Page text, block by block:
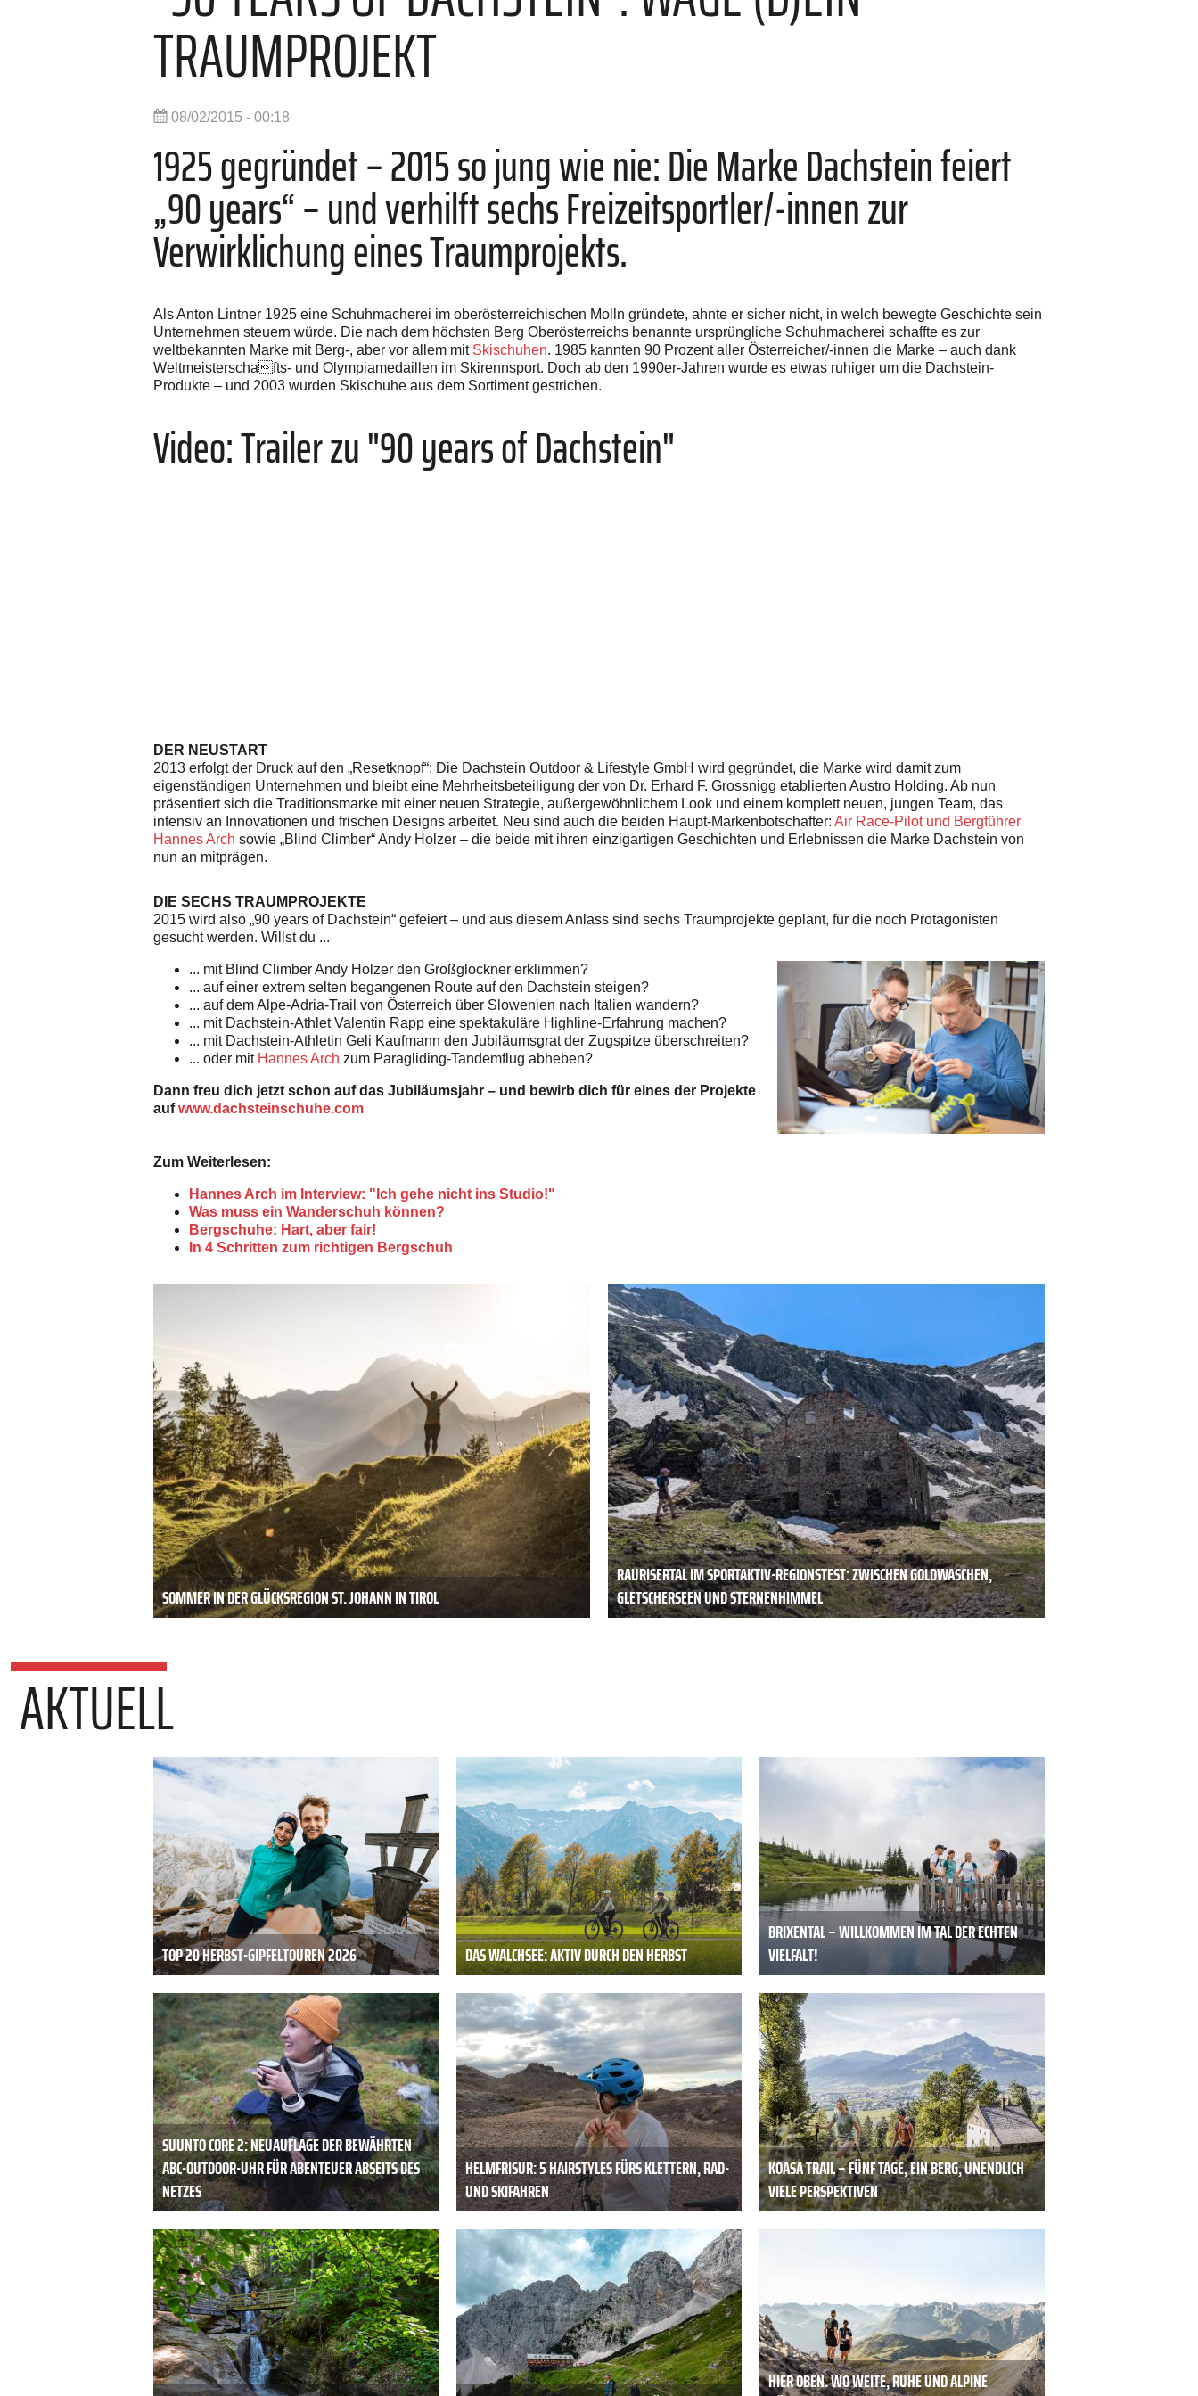
TRAUMPROJEKT
08/02/2015 - 00:18
1925 gegründet – 2015 so jung wie nie: Die Marke Dachstein feiert
„90 years“ – und verhilft sechs Freizeitsportler/-innen zur
Verwirklichung eines Traumprojekts.
Als Anton Lintner 1925 eine Schuhmacherei im oberösterreichischen Molln gründete, ahnte er sicher nicht, in welch bewegte Geschichte sein
Unternehmen steuern würde. Die nach dem höchsten Berg Oberösterreichs benannte ursprüngliche Schuhmacherei schaffte es zur
weltbekannten Marke mit Berg-, aber vor allem mit Skischuhen. 1985 kannten 90 Prozent aller Österreicher/-innen die Marke – auch dank
Weltmeisterschafts- und Olympiamedaillen im Skirennsport. Doch ab den 1990er-Jahren wurde es etwas ruhiger um die Dachstein-
Produkte – und 2003 wurden Skischuhe aus dem Sortiment gestrichen.
Video: Trailer zu "90 years of Dachstein"
DER NEUSTART
2013 erfolgt der Druck auf den „Resetknopf“: Die Dachstein Outdoor & Lifestyle GmbH wird gegründet, die Marke wird damit zum
eigenständigen Unternehmen und bleibt eine Mehrheitsbeteiligung der von Dr. Erhard F. Grossnigg etablierten Austro Holding. Ab nun
präsentiert sich die Traditionsmarke mit einer neuen Strategie, außergewöhnlichem Look und einem komplett neuen, jungen Team, das
intensiv an Innovationen und frischen Designs arbeitet. Neu sind auch die beiden Haupt-Markenbotschafter: Air Race-Pilot und Bergführer
Hannes Arch sowie „Blind Climber“ Andy Holzer – die beide mit ihren einzigartigen Geschichten und Erlebnissen die Marke Dachstein von
nun an mitprägen.
DIE SECHS TRAUMPROJEKTE
2015 wird also „90 years of Dachstein“ gefeiert – und aus diesem Anlass sind sechs Traumprojekte geplant, für die noch Protagonisten
gesucht werden. Willst du ...
... mit Blind Climber Andy Holzer den Großglockner erklimmen?
... auf einer extrem selten begangenen Route auf den Dachstein steigen?
... auf dem Alpe-Adria-Trail von Österreich über Slowenien nach Italien wandern?
... mit Dachstein-Athlet Valentin Rapp eine spektakuläre Highline-Erfahrung machen?
... mit Dachstein-Athletin Geli Kaufmann den Jubiläumsgrat der Zugspitze überschreiten?
... oder mit Hannes Arch zum Paragliding-Tandemflug abheben?
Dann freu dich jetzt schon auf das Jubiläumsjahr – und bewirb dich für eines der Projekte
aufwww.dachsteinschuhe.com
Zum Weiterlesen:
Hannes Arch im Interview: "Ich gehe nicht ins Studio!"
Was muss ein Wanderschuh können?
Bergschuhe: Hart, aber fair!
In 4 Schritten zum richtigen Bergschuh
SOMMER IN DER GLÜCKSREGION ST. JOHANN IN TIROL
RAURISERTAL IM SPORTAKTIV-REGIONSTEST: ZWISCHEN GOLDWASCHEN,
GLETSCHERSEEN UND STERNENHIMMEL
AKTUELL
TOP 20 HERBST-GIPFELTOUREN 2026 DAS WALCHSEE: AKTIV DURCH DEN HERBST
BRIXENTAL – WILLKOMMEN IM TAL DER ECHTEN
VIELFALT!
SUUNTO CORE 2: NEUAUFLAGE DER BEWÄHRTEN
ABC-OUTDOOR-UHR FÜR ABENTEUER ABSEITS DES
NETZES
HELMFRISUR: 5 HAIRSTYLES FÜRS KLETTERN, RAD-
UND SKIFAHREN
KOASA TRAIL – FÜNF TAGE, EIN BERG, UNENDLICH
VIELE PERSPEKTIVEN
HIER OBEN. WO WEITE, RUHE UND ALPINE